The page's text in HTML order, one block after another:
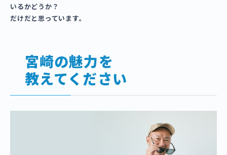
いるかどうか？
だけだと思っています。
宮崎の魅力を
教えてください